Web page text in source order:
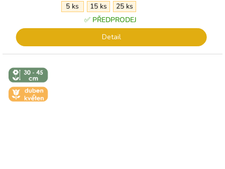
5 ks 15 ks
25 ks
✅ PŘEDPRODEJ
Detail
↕️ VÝŠKA 30
- 45 CM
🌼 KVĚT -
DUBEN-
KVĚTEN